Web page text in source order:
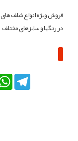
فروش ویژه انواع شلف
در رنگها و سایزهای مختلف
Telegram